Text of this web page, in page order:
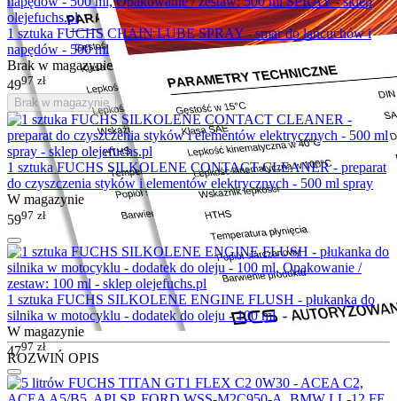
ROZWIŃ OPIS
1 sztuka FUCHS CHAIN LUBE SPRAY - smar do łańcuchów i
napędów - 500 ml
Brak w magazynie
4997 zł
Brak w magazynie
1 sztuka FUCHS SILKOLENE CONTACT CLEANER - preparat
do czyszczenia styków i elementów elektrycznych - 500 ml spray
W magazynie
5997 zł
1 sztuka FUCHS SILKOLENE ENGINE FLUSH - płukanka do
silnika w motocyklu - dodatek do oleju - 100 ml
W magazynie
4797 zł